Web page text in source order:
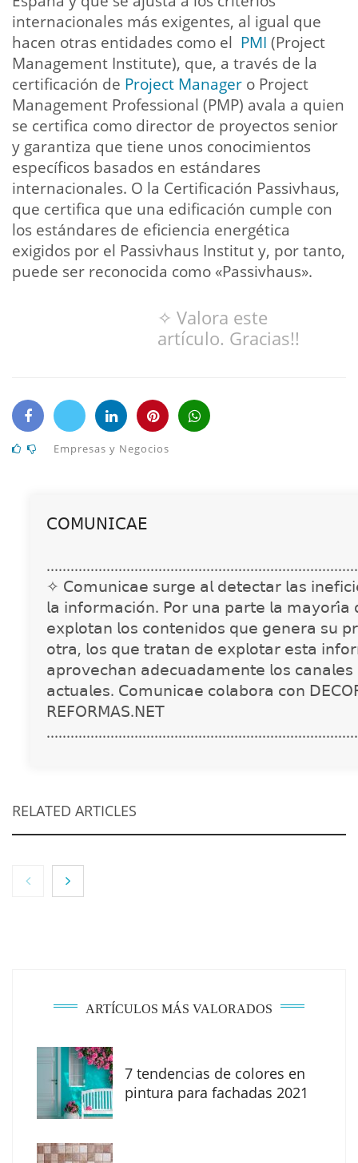
internacionales más exigentes, al igual que
hacen otras entidades como el PMI (Project
Management Institute), que, a través de la
certificación de Project Manager o Project
Management Professional (PMP) avala a quien
se certifica como director de proyectos senior
y garantiza que tiene unos conocimientos
específicos basados en estándares
internacionales. O la Certificación Passivhaus,
que certifica que una edificación cumple con
los estándares de eficiencia energética
exigidos por el Passivhaus Institut y, por tanto,
puede ser reconocida como «Passivhaus».
✧ Valora este
artículo. Gracias!!
Empresas y Negocios
𝖢𝖮𝖬𝖴𝖭𝖨𝖢𝖠𝖤
✧ 𝖢𝗈𝗆𝗎𝗇𝗂𝖼𝖺𝖾 𝗌𝗎𝗋𝗀𝖾 𝖺𝗅 𝖽𝖾𝗍𝖾𝖼𝗍𝖺𝗋 𝗅𝖺𝗌
𝗅𝖺 𝗂𝗇𝖿𝗈𝗋𝗆𝖺𝖼𝗂𝗈́𝗇. 𝖯𝗈𝗋 𝗎𝗇𝖺 𝗉𝖺𝗋𝗍𝖾 𝗅𝖺
𝖾𝗑𝗉𝗅𝗈𝗍𝖺𝗇 𝗅𝗈𝗌 𝖼𝗈𝗇𝗍𝖾𝗇𝗂𝖽𝗈𝗌 𝗊𝗎𝖾 𝗀𝖾𝗇𝖾𝗋𝖺 𝗌𝗎
𝗈𝗍𝗋𝖺, 𝗅𝗈𝗌 𝗊𝗎𝖾 𝗍𝗋𝖺𝗍𝖺𝗇 𝖽𝖾 𝖾𝗑𝗉𝗅𝗈𝗍𝖺𝗋 𝖾𝗌𝗍𝖺
𝖺𝗉𝗋𝗈𝗏𝖾𝖼𝗁𝖺𝗇 𝖺𝖽𝖾𝖼𝗎𝖺𝖽𝖺𝗆𝖾𝗇𝗍𝖾 𝗅𝗈𝗌
𝖺𝖼𝗍𝗎𝖺𝗅𝖾𝗌. 𝖢𝗈𝗆𝗎𝗇𝗂𝖼𝖺𝖾 𝖼𝗈𝗅𝖺𝖻𝗈𝗋𝖺 𝖼𝗈𝗇
𝖱𝖤𝖥𝖮𝖱𝖬𝖠𝖲.𝖭𝖤𝖳
RELATED ARTICLES
NOVA: innovación y diseño que transforman
espacios de la mano de Tormo Franquicias
Eagle Waterproofing recomienda revisar la
ARTÍCULOS MÁS VALORADOS
7 tendencias de colores en
pintura para fachadas 2021